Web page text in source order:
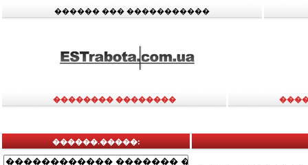
������ ��� �����������
�������� ��������
������.�����: